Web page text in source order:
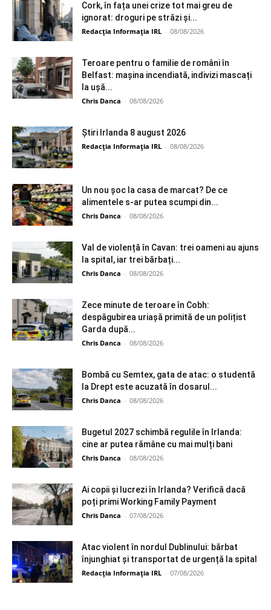
Cork, în fața unei crize tot mai greu de
ignorat: droguri pe străzi și...
Redacția Informația IRL - 08/08/2026
Teroare pentru o familie de români în
Belfast: mașina incendiată, indivizi mascați
la ușă...
Chris Danca - 08/08/2026
Știri Irlanda 8 august 2026
Redacția Informația IRL - 08/08/2026
Un nou șoc la casa de marcat? De ce
alimentele s-ar putea scumpi din...
Chris Danca - 08/08/2026
Val de violență în Cavan: trei oameni au ajuns
la spital, iar trei bărbați...
Chris Danca - 08/08/2026
Zece minute de teroare în Cobh:
despăgubirea uriașă primită de un polițist
Garda după...
Chris Danca - 08/08/2026
Bombă cu Semtex, gata de atac: o studentă
la Drept este acuzată în dosarul...
Chris Danca - 08/08/2026
Bugetul 2027 schimbă regulile în Irlanda:
cine ar putea rămâne cu mai mulți bani
Chris Danca - 08/08/2026
Ai copii și lucrezi în Irlanda? Verifică dacă
poți primi Working Family Payment
Chris Danca - 07/08/2026
Atac violent în nordul Dublinului: bărbat
înjunghiat și transportat de urgență la spital
Redacția Informația IRL - 07/08/2026